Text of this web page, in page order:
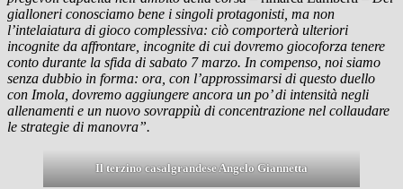
gialloneri conosciamo bene i singoli protagonisti, ma non
l’intelaiatura di gioco complessiva: ciò comporterà ulteriori
incognite da affrontare, incognite di cui dovremo giocoforza tenere
conto durante la sfida di sabato 7 marzo. In compenso, noi siamo
senza dubbio in forma: ora, con l’approssimarsi di questo duello
con Imola, dovremo aggiungere ancora un po’ di intensità negli
allenamenti e un nuovo sovrappiù di concentrazione nel collaudare
le strategie di manovra”.
Il terzino casalgrandese Angelo Giannetta